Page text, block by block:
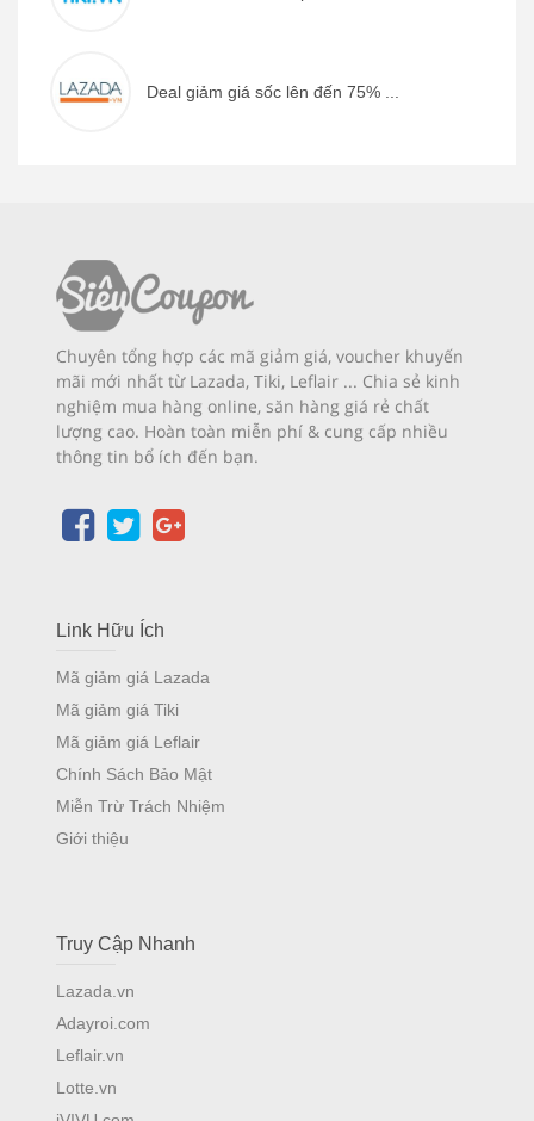
Deal giảm giá sốc lên đến 75% ...
Chuyên tổng hợp các mã giảm giá, voucher khuyến
mãi mới nhất từ Lazada, Tiki, Leflair ... Chia sẻ kinh
nghiệm mua hàng online, săn hàng giá rẻ chất
lượng cao. Hoàn toàn miễn phí & cung cấp nhiều
thông tin bổ ích đến bạn.
Link Hữu Ích
Mã giảm giá Lazada
Mã giảm giá Tiki
Mã giảm giá Leflair
Chính Sách Bảo Mật
Miễn Trừ Trách Nhiệm
Giới thiệu
Truy Cập Nhanh
Lazada.vn
Adayroi.com
Leflair.vn
Lotte.vn